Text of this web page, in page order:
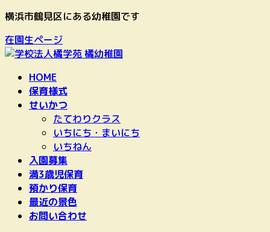
コ
テ
ン
ナ
ゲ
ー
横浜市鶴見区にある幼稚園です
在園生ページ
HOME
保育様式
せいかつ
たてわりクラス
いちにち・まいにち
いちねん
入園募集
満3歳児保育
預かり保育
最近の景色
お問い合わせ